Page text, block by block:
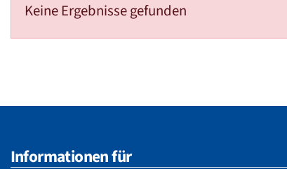
Keine Ergebnisse gefunden
Informationen für